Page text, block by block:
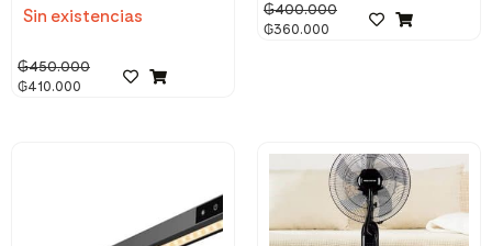
Sin existencias
₲450.000
₲410.000
₲400.000
₲360.000